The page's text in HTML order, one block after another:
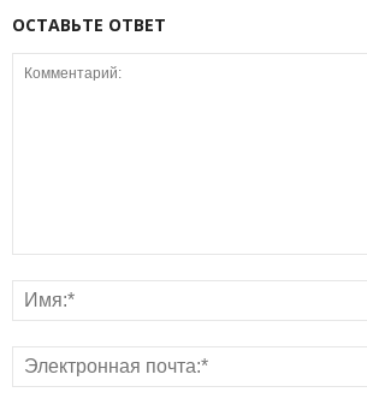
ОСТАВЬТЕ ОТВЕТ